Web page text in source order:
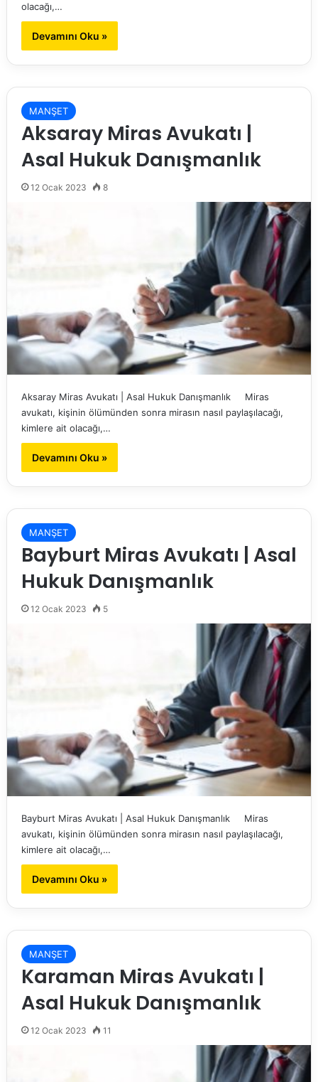
olacağı,…
Devamını Oku »
MANŞET
Aksaray Miras Avukatı |
Asal Hukuk Danışmanlık
12 Ocak 2023 8
Aksaray Miras Avukatı | Asal Hukuk Danışmanlık Miras
avukatı, kişinin ölümünden sonra mirasın nasıl paylaşılacağı,
kimlere ait olacağı,…
Devamını Oku »
MANŞET
Bayburt Miras Avukatı | Asal
Hukuk Danışmanlık
12 Ocak 2023 5
Bayburt Miras Avukatı | Asal Hukuk Danışmanlık Miras
avukatı, kişinin ölümünden sonra mirasın nasıl paylaşılacağı,
kimlere ait olacağı,…
Devamını Oku »
MANŞET
Karaman Miras Avukatı |
Asal Hukuk Danışmanlık
12 Ocak 2023 11